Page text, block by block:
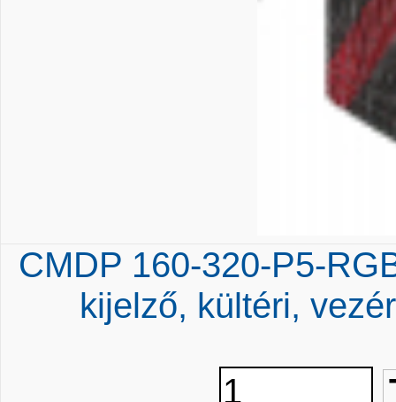
CMDP 160-320-P5-
kijelző, kültéri,